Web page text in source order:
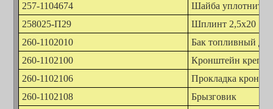
257-1104674
Шайба
258025-П29
Шплинт 2,5х20
260-1102010
Бак топливный
260-1102100
Кронштейн
260-1102106
Прокладка
260-1102108
Брызговик